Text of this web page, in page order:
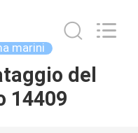
marini
del
14409